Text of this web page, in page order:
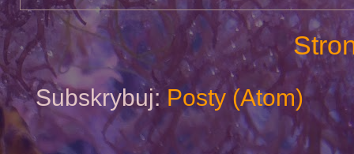
Subskrybuj: Posty (Atom)